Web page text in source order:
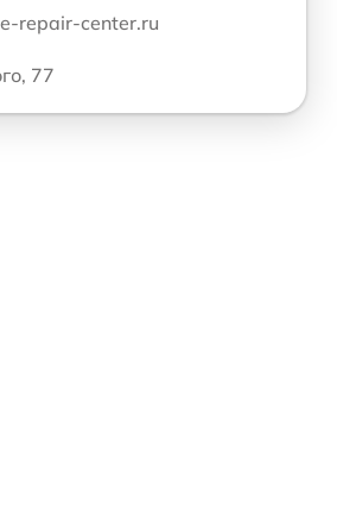
repair-center.ru
77